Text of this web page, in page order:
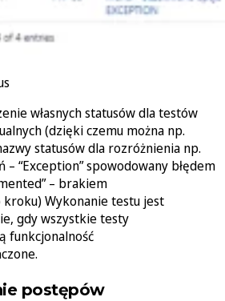
własnych statusów dla testów
(dzięki czemu można np.
statusów dla rozróżnienia np.
“Exception” spowodowany błędem
– brakiem
Wykonanie testu jest
gdy wszystkie testy
funkcjonalność
postępów